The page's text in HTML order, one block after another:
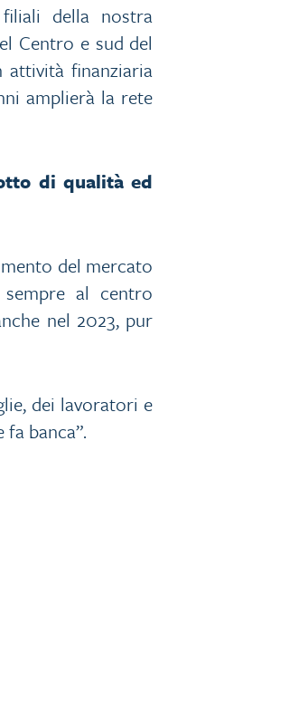
della nostra
Centro e sud del
attività finanziaria
amplierà la rete
di qualità ed
del mercato
al centro
nel 2023, pur
dei lavoratori e
banca”.